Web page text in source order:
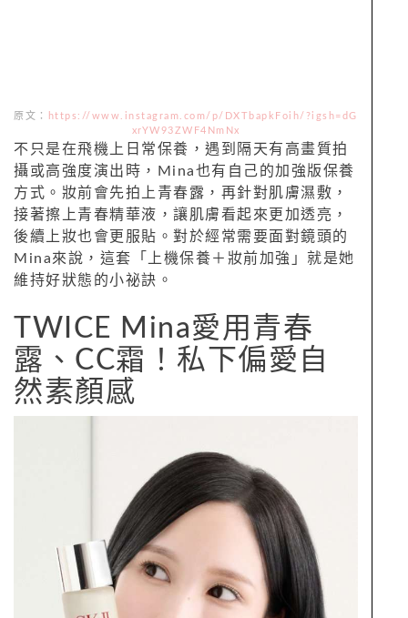
原文：
https://www.instagram.com/p/DXTbapkFoih/?igsh=dG
xrYW93ZWF4NmNx
不只是在飛機上日常保養，遇到隔天有高畫質拍
攝或高強度演出時，Mina也有自己的加強版保養
方式。妝前會先拍上青春露，再針對肌膚濕敷，
接著擦上青春精華液，讓肌膚看起來更加透亮，
後續上妝也會更服貼。對於經常需要面對鏡頭的
Mina來說，這套「上機保養＋妝前加強」就是她
維持好狀態的小祕訣。
TWICE Mina愛用青春
露、CC霜！私下偏愛自
然素顏感